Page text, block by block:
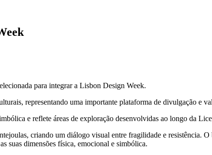
para integrar a Lisbon Design Week.
representando uma importante plataforma de divulgação e
e reflete áreas de exploração desenvolvidas ao longo da
criando um diálogo visual entre fragilidade e resistência.
suas dimensões física, emocional e simbólica.